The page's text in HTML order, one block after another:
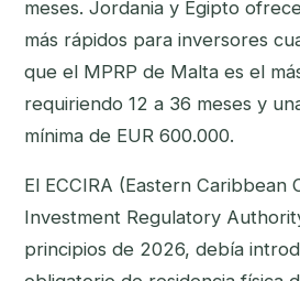
meses. Jordania y Egipto
más rápidos para inversores
que el MPRP de Malta es el
requiriendo 12 a 36 meses y
mínima de EUR 600.000.
El ECCIRA (Eastern Caribbean
Investment Regulatory
principios de 2026, debía